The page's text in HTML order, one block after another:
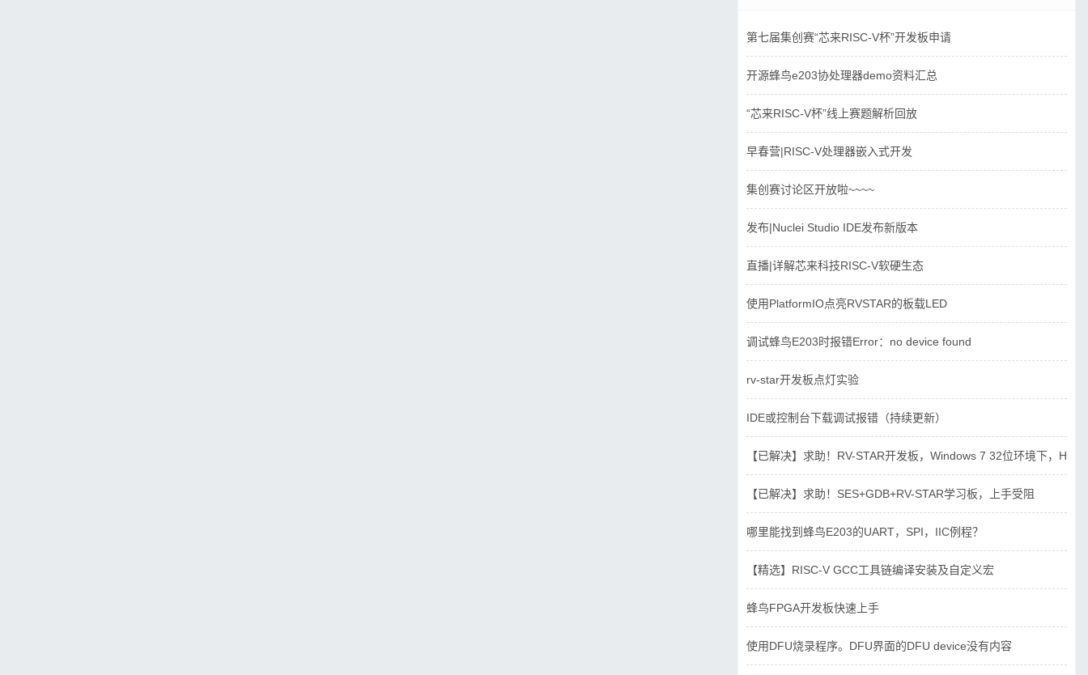
第七届集创赛“芯来RISC-V杯”开发板申请
开源蜂鸟e203协处理器demo资料汇总
“芯来RISC-V杯”线上赛题解析回放
早春营|RISC-V处理器嵌入式开发
集创赛讨论区开放啦~~~~
发布|Nuclei Studio IDE发布新版本
直播|详解芯来科技RISC-V软硬生态
使用PlatformIO点亮RVSTAR的板载LED
调试蜂鸟E203时报错Error：no device found
rv-star开发板点灯实验
IDE或控制台下载调试报错（持续更新）
【已解决】求助！RV-STAR开发板，Windows 7 32位环境下，
【已解决】求助！SES+GDB+RV-STAR学习板，上手受阻
哪里能找到蜂鸟E203的UART，SPI，IIC例程？
【精选】RISC-V GCC工具链编译安装及自定义宏
蜂鸟FPGA开发板快速上手
使用DFU烧录程序。DFU界面的DFU device没有内容